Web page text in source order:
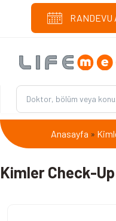
RANDEVU
Kimler Check-Up
Anasayfa »